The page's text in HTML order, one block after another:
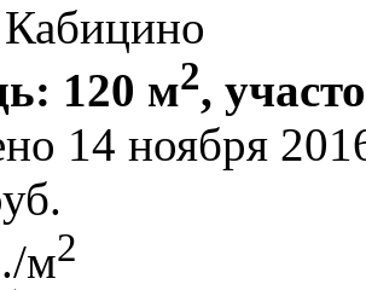
120 м2,
14 ноября
м2